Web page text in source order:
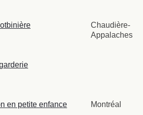
Chaudière-
Appalaches
en petite enfance
Montréal